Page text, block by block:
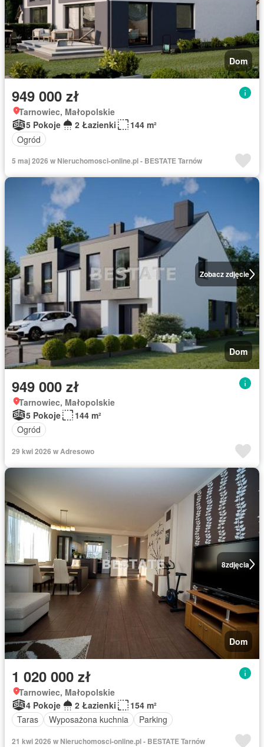
Dom
949 000 zł
Tarnowiec, Małopolskie
5 Pokoje
2 Łazienki
144 m²
Ogród
5 maj 2026 w Nieruchomosci-online.pl - BESTATE Tarnów
Zobacz zdjęcie
Dom
949 000 zł
Tarnowiec, Małopolskie
5 Pokoje
144 m²
Ogród
29 kwi 2026 w Adresowo
8zdjęcia
Dom
1 020 000 zł
Tarnowiec, Małopolskie
4 Pokoje
2 Łazienki
154 m²
Taras
Wyposażona kuchnia Parking
21 kwi 2026 w Nieruchomosci-online.pl - BESTATE Tarnów